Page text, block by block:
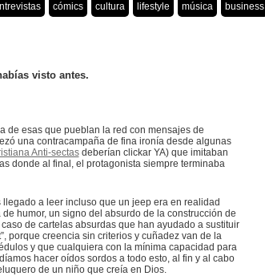
cómics cultura lifestyle música business
visto antes.
de esas que pueblan la red con mensajes de
una contracampaña de fina ironía desde algunas
Anti-sectasdeberían clickar YA) que imitaban
donde al final, el protagonista siempre terminaba
a leer incluso que un jeep era en realidad
humor, un signo del absurdo de la construcción de
de cartelas absurdas que han ayudado a sustituir
porque creencia sin criterios y cuñadez van de la
y que cualquiera con la mínima capacidad para
hacer oídos sordos a todo esto, al fin y al cabo
de un niño que creía en Dios.